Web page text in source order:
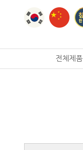
전체제품